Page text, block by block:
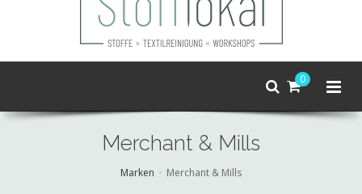
0
Merchant & Mills
Marken Merchant & Mills